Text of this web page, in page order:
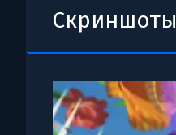
Скриншоты